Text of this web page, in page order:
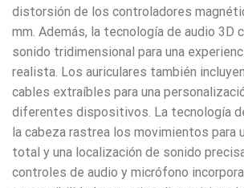
distorsión de los controladores
mm. Además, la tecnología de audio 3D
sonido tridimensional para una
realista. Los auriculares también
cables extraíbles para una
diferentes dispositivos. La tecnología
la cabeza rastrea los movimientos para
total y una localización de sonido
controles de audio y micrófono